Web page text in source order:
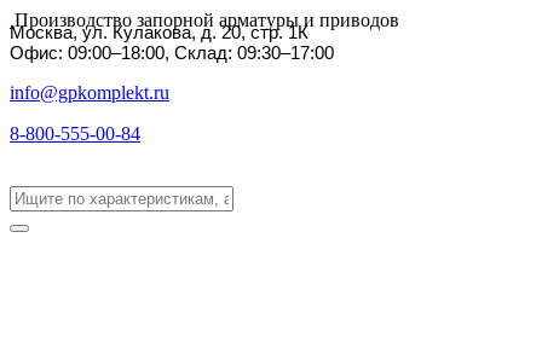
Производство запорной арматуры и приводов
Москва, ул. Кулакова, д. 20, стр. 1К
Офис: 09:00–18:00, Склад: 09:30–17:00
info@gpkomplekt.ru
8-800-555-00-84